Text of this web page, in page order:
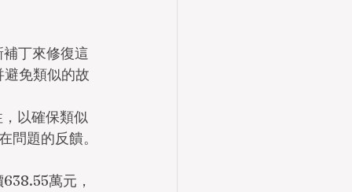
丁來修復這
免類似的故
以確保類似
問題的反饋。
萬元，